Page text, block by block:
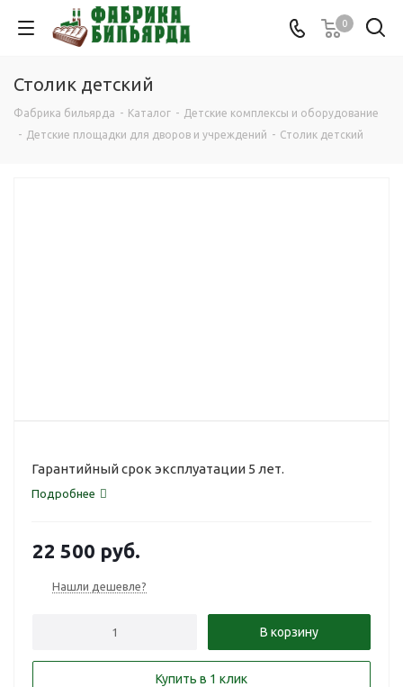
0
Столик детский
Фабрика бильярда - Каталог - Детские комплексы и оборудование
- Детские площадки для дворов и учреждений - Столик детский
Гарантийный срок эксплуатации 5 лет.
Подробнее
22 500 руб.
Нашли дешевле?
В корзину
Купить в 1 клик